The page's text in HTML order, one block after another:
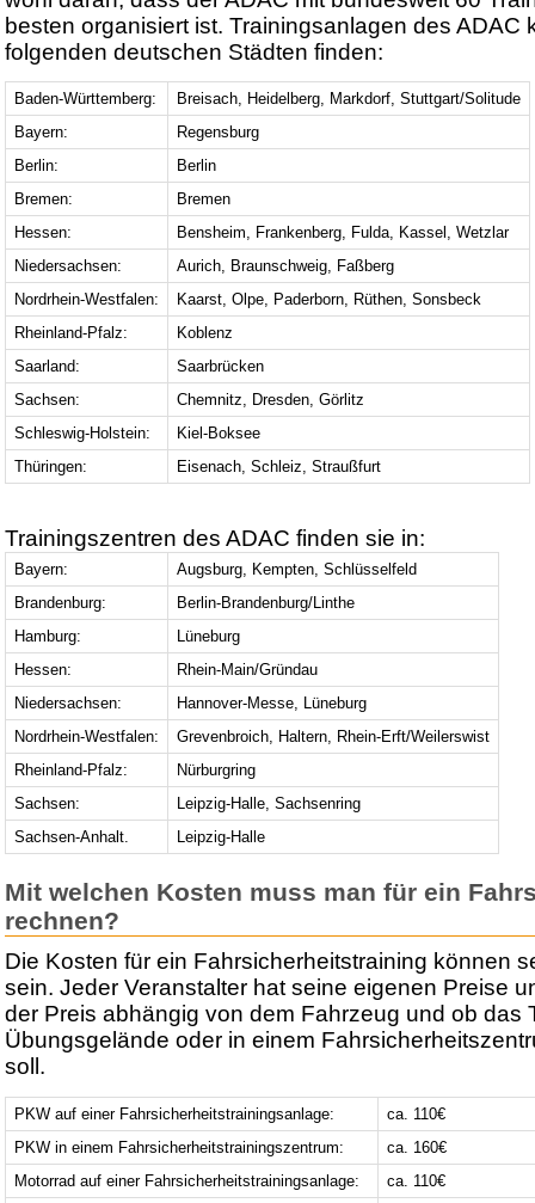
besten organisiert ist. Trainingsanlagen des ADAC
folgenden deutschen Städten finden:
Baden-Württemberg:
Breisach, Heidelberg, Markdorf, Stuttgart/Solitude
Bayern:
Regensburg
Berlin:
Berlin
Bremen:
Bremen
Hessen:
Bensheim, Frankenberg, Fulda, Kassel, Wetzlar
Niedersachsen:
Aurich, Braunschweig, Faßberg
Nordrhein-Westfalen:
Kaarst, Olpe, Paderborn, Rüthen, Sonsbeck
Rheinland-Pfalz:
Koblenz
Saarland:
Saarbrücken
Sachsen:
Chemnitz, Dresden, Görlitz
Schleswig-Holstein:
Kiel-Boksee
Thüringen:
Eisenach, Schleiz, Straußfurt
Trainingszentren des ADAC finden sie in:
Bayern:
Augsburg, Kempten, Schlüsselfeld
Brandenburg:
Berlin-Brandenburg/Linthe
Hamburg:
Lüneburg
Hessen:
Rhein-Main/Gründau
Niedersachsen:
Hannover-Messe, Lüneburg
Nordrhein-Westfalen:
Grevenbroich, Haltern, Rhein-Erft/Weilerswist
Rheinland-Pfalz:
Nürburgring
Sachsen:
Leipzig-Halle, Sachsenring
Sachsen-Anhalt.
Leipzig-Halle
Mit welchen Kosten muss man für ein
rechnen?
Die Kosten für ein Fahrsicherheitstraining können
sein. Jeder Veranstalter hat seine eigenen Preise
der Preis abhängig von dem Fahrzeug und ob das
Übungsgelände oder in einem
soll.
PKW auf einer Fahrsicherheitstrainingsanlage:
ca. 110€
PKW in einem Fahrsicherheitstrainingszentrum:
ca. 160€
Motorrad auf einer Fahrsicherheitstrainingsanlage:
ca. 110€